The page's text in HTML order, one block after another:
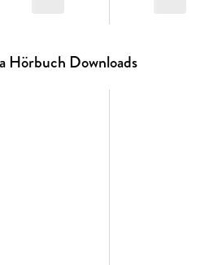
Hörbuch Downloads